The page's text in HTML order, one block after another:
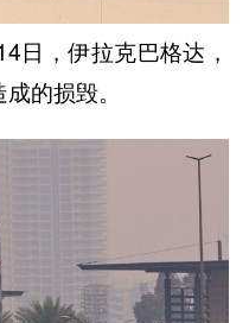
日，伊拉克巴格达，
的损毁。